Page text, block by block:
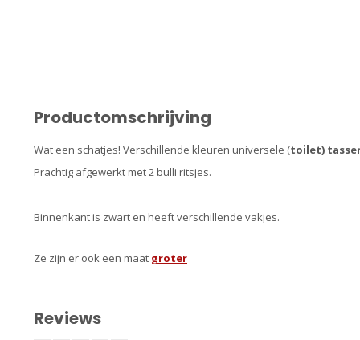
Productomschrijving
Wat een schatjes! Verschillende kleuren universele (toilet)
Prachtig afgewerkt met 2 bulli ritsjes.
Binnenkant is zwart en heeft verschillende vakjes.
Ze zijn er ook een maat groter
Reviews